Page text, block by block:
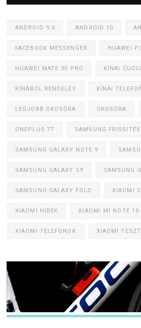
ANDROID 9.0 ANDROID 10
FACEBOOK MESSENGER HUAWEI
HUAWEI MATE 30 PRO KÍNAI
KÍNÁBÓL RENDELÉS KÍNAI
LEGJOBB OKOSÓRA OKOSÓRA
ONEPLUS 7T SAMSUNG FRISSÍTÉS
SAMSUNG GALAXY NOTE 9
SAMSUNG GALAXY S9 SAMSUNG
SAMSUNG GALAXY FOLD XIAOMI
XIAOMI HÍREK XIAOMI MI NOTE 10
XIAOMI TELEFONOK XIAOMI